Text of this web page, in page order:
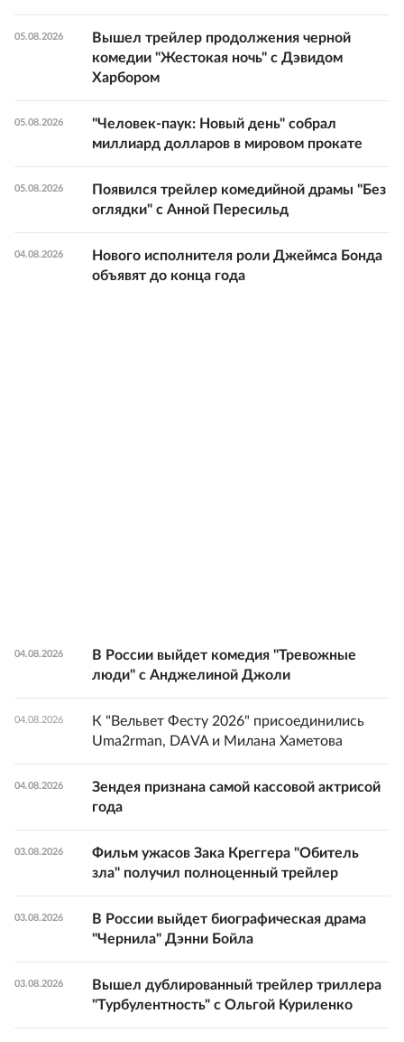
05.08.2026
Вышел трейлер продолжения черной
комедии "Жестокая ночь" с Дэвидом
Харбором
05.08.2026
"Человек-паук: Новый день" собрал
миллиард долларов в мировом прокате
05.08.2026
Появился трейлер комедийной драмы "Без
оглядки" с Анной Пересильд
04.08.2026
Нового исполнителя роли Джеймса Бонда
объявят до конца года
04.08.2026
В России выйдет комедия "Тревожные
люди" с Анджелиной Джоли
04.08.2026
К "Вельвет Фесту 2026" присоединились
Uma2rman, DAVA и Милана Хаметова
04.08.2026
Зендея признана самой кассовой актрисой
года
03.08.2026
Фильм ужасов Зака Креггера "Обитель
зла" получил полноценный трейлер
03.08.2026
В России выйдет биографическая драма
"Чернила" Дэнни Бойла
03.08.2026
Вышел дублированный трейлер триллера
"Турбулентность" с Ольгой Куриленко